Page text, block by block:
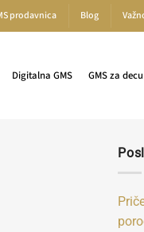
prodavnica Blog
Digitalna GMS GMS za